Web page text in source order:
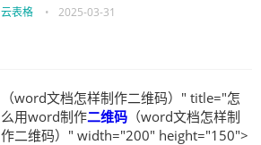
云表格 • 2025-03-31
（word文档怎样制作二维码）" title="怎
么用word制作二维码 （word文档怎样制
作二维码）" width="200" height="150">